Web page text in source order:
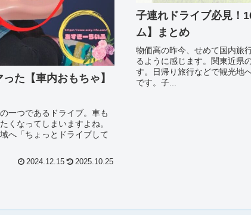
た【車内おもちゃ】
一つであるドライブ。車も
くなってしまいますよね。
へ「ちょっとドライブして
2024.12.15 2025.10.25
子連れドライブ必見！
ム】まとめ
物価高の昨今、せめて国内旅
るように感じます。関東近県
す。日帰り旅行などで観光地
です。子...